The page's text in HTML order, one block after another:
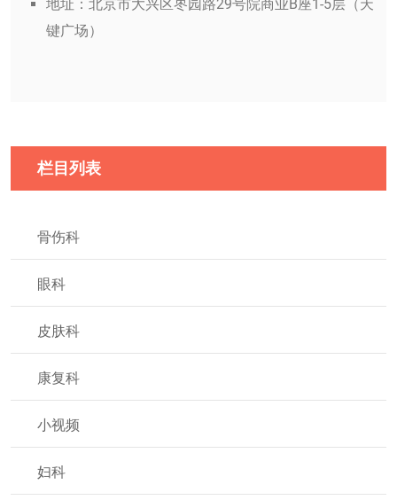
地址：北京市大兴区枣园路29号院商业B座1-5层（天
键广场）
栏目列表
骨伤科
眼科
皮肤科
康复科
小视频
妇科